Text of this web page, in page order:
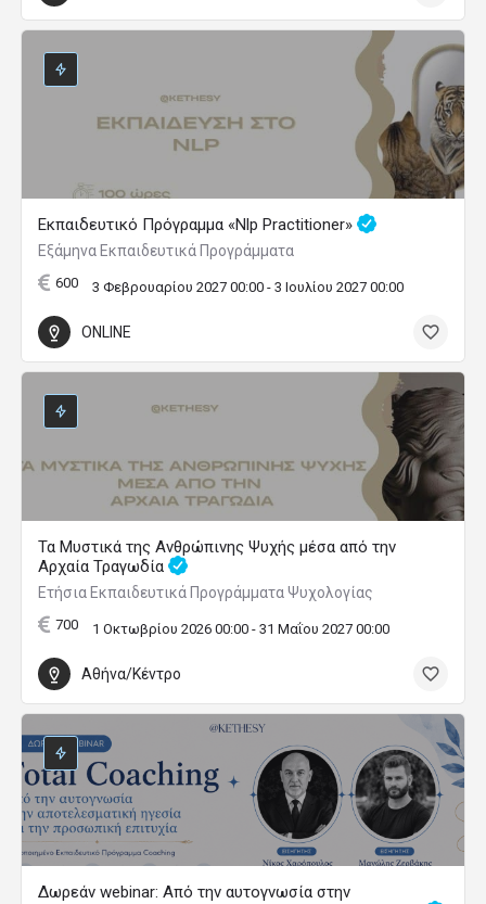
Εκπαιδευτικό Πρόγραμμα «Nlp Practitioner»
Εξάμηνα Εκπαιδευτικά Προγράμματα
600 3 Φεβρουαρίου 2027 00:00 - 3 Ιουλίου 2027 00:00
ONLINE
Τα Μυστικά της Ανθρώπινης Ψυχής μέσα από την
Αρχαία Τραγωδία
Ετήσια Εκπαιδευτικά Προγράμματα Ψυχολογίας
700 1 Οκτωβρίου 2026 00:00 - 31 Μαΐου 2027 00:00
Αθήνα/Κέντρο
Δωρεάν webinar: Από την αυτογνωσία στην